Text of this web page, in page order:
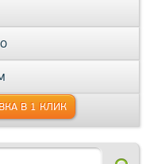
В 1 КЛИК